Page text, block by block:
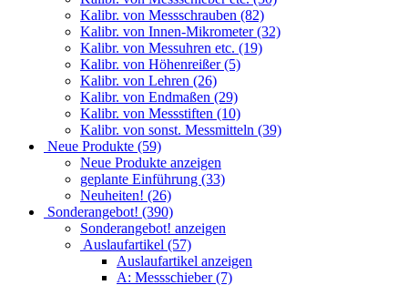
Kalibr. von Messschrauben (82)
Kalibr. von Innen-Mikrometer (32)
Kalibr. von Messuhren etc. (19)
Kalibr. von Höhenreißer (5)
Kalibr. von Lehren (26)
Kalibr. von Endmaßen (29)
Kalibr. von Messstiften (10)
Kalibr. von sonst. Messmitteln (39)
Neue Produkte (59)
Neue Produkte anzeigen
geplante Einführung (33)
Neuheiten! (26)
Sonderangebot! (390)
Sonderangebot! anzeigen
Auslaufartikel (57)
Auslaufartikel anzeigen
A: Messschieber (7)